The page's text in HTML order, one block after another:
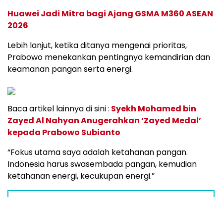
Huawei Jadi Mitra bagi Ajang GSMA M360 ASEAN
2026
Lebih lanjut, ketika ditanya mengenai prioritas,
Prabowo menekankan pentingnya kemandirian dan
keamanan pangan serta energi.
Baca artikel lainnya di sini : Syekh Mohamed bin
Zayed Al Nahyan Anugerahkan ‘Zayed Medal’
kepada Prabowo Subianto
“Fokus utama saya adalah ketahanan pangan.
Indonesia harus swasembada pangan, kemudian
ketahanan energi, kecukupan energi.”